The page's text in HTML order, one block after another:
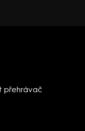
přehrávač